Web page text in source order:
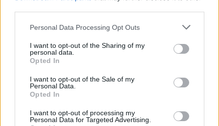
Please note that this website/app uses one or more Google
not limited to your visit or usage behaviour. You may click to
grant or deny consent to Google and its third-party tags to
use your data for below specified purposes in below Google
consent section.
Personal Data Processing Opt Outs
I want to opt-out of the Sharing of my
personal data.
Opted In
I want to opt-out of the Sale of my
Personal Data.
Opted In
I want to opt-out of processing my
Personal Data for Targeted Advertising.
Domino => Domingo
Csodabogár
Azért vonuljon vissza, hogy sok pénzért nem gyötörje
a közönséget. Elég régen, talán 7-8 éve hallottam
Grafenegben egy koncerten. Már akkor borzasztó
volt, Sőt még régebben láttam hallottam a tv-ben